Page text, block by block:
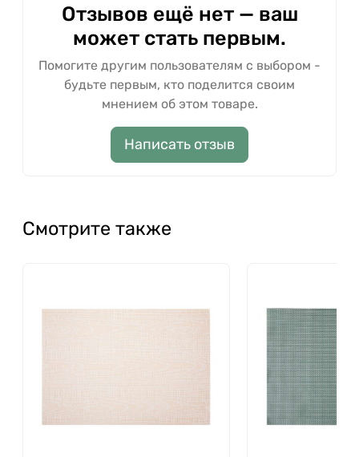
Отзывов ещё нет — ваш
может стать первым.
Помогите другим пользователям с выбором -
будьте первым, кто поделится своим
мнением об этом товаре.
Написать отзыв
Смотрите также